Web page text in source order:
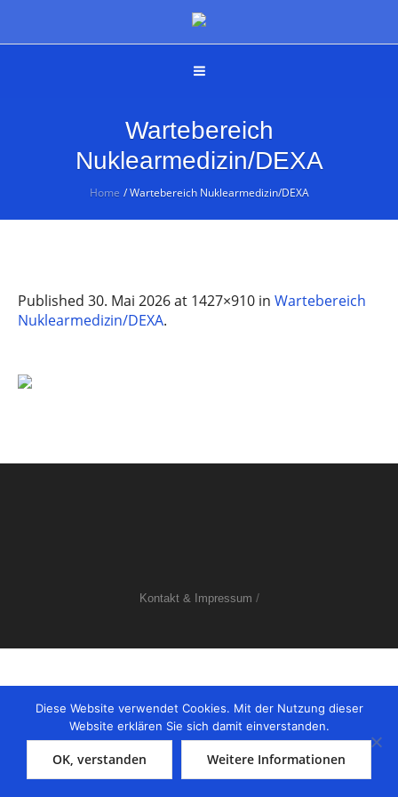
Wartebereich
Nuklearmedizin/DEXA
Home /Wartebereich Nuklearmedizin/DEXA
Published 30. Mai 2026at 1427×910 in Wartebereich
Nuklearmedizin/DEXA.
Kontakt & Impressum /
Diese Website verwendet Cookies. Mit der Nutzung dieser
Website erklären Sie sich damit einverstanden.
OK, verstanden Weitere Informationen